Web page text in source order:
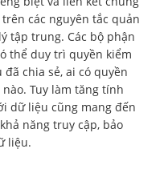
các nguyên tắc quản
tập trung. Các bộ phận
thể duy trì quyền kiểm
chia sẻ, ai có quyền
Tuy làm tăng tính
dữ liệu cũng mang đến
năng truy cập, bảo
liệu.